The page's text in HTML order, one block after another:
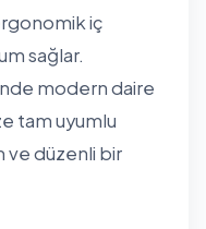
iç
sağlar.
modern daire
tam uyumlu
ve düzenli bir